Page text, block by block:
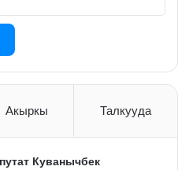
Акыркы Талкууда
Куванычбек